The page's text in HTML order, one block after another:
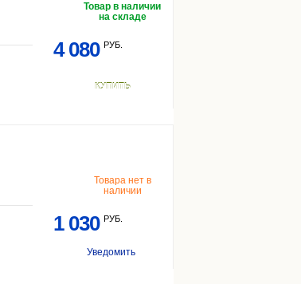
Товар в наличии
на складе
4 080 РУБ.
КУПИТЬ
Товара нет в
наличии
1 030 РУБ.
Уведомить